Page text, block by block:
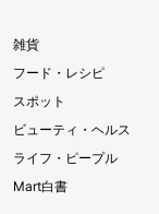
雑貨
フード・レシピ
スポット
ビューティ・ヘルス
ライフ・ピープル
Mart白書